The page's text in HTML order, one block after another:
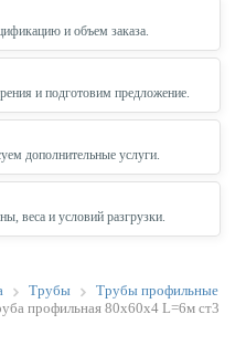
и объем заказа.
и подготовим предложение.
дополнительные услуги.
веса и условий разгрузки.
Трубы
Трубы профильные
профильная 80х60х4 L=6м ст3